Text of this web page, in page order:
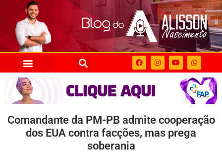
Comandante da PM-PB admite cooperação
dos EUA contra facções, mas prega
soberania